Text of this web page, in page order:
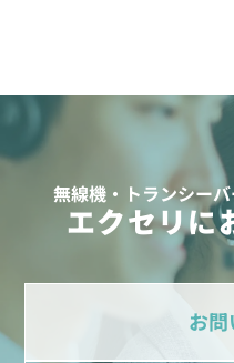
無線機・トランシー
エクセリに
お